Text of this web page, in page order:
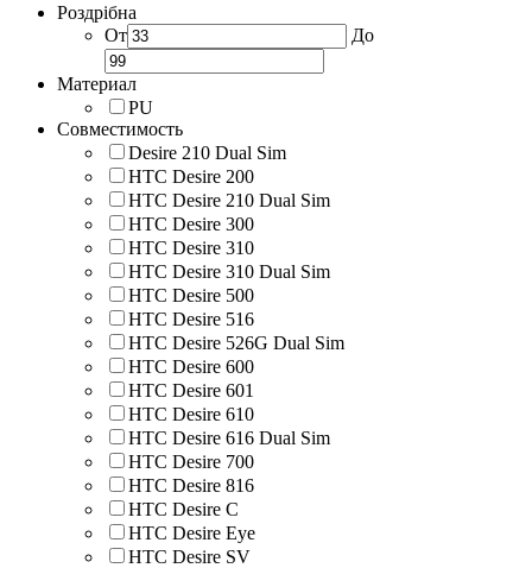
Роздрібна
От
До
Материал
PU
Совместимость
Desire 210 Dual Sim
HTC Desire 200
HTC Desire 210 Dual Sim
HTC Desire 300
HTC Desire 310
HTC Desire 310 Dual Sim
HTC Desire 500
HTC Desire 516
HTC Desire 526G Dual Sim
HTC Desire 600
HTC Desire 601
HTC Desire 610
HTC Desire 616 Dual Sim
HTC Desire 700
HTC Desire 816
HTC Desire C
HTC Desire Eye
HTC Desire SV